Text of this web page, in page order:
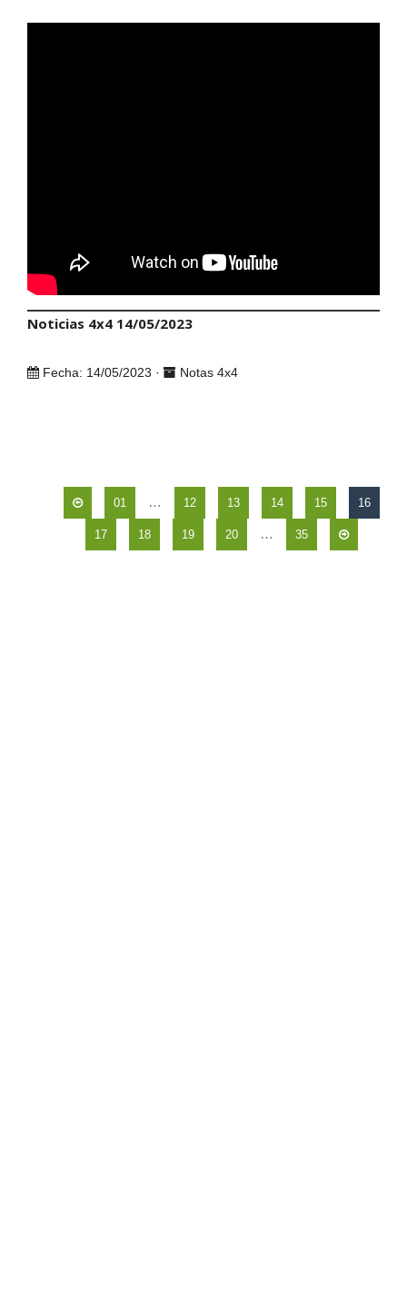
Noticias 4x4 14/05/2023
Fecha: 14/05/2023 · Notas 4x4
01 … 12 13 14 15 16
17 18 19 20 … 35